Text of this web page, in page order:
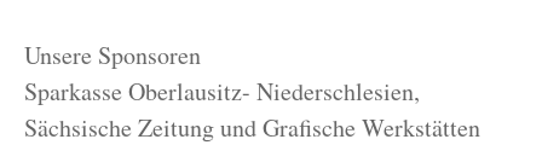
Unsere Sponsoren
Sparkasse Oberlausitz- Niederschlesien,
Sächsische Zeitung und Grafische Werkstätten